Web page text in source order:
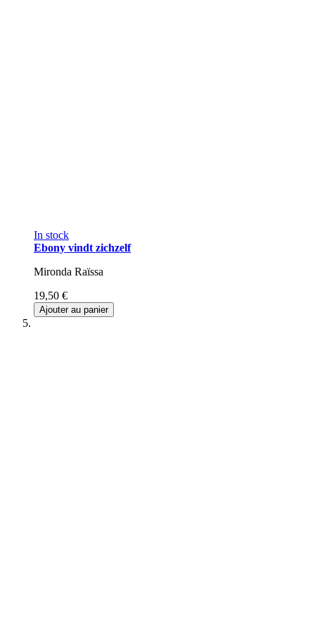
In stock
Ebony vindt zichzelf
Mironda Raïssa
19,50 €
Ajouter au panier